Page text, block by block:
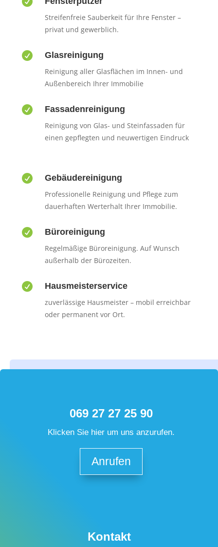
Streifenfreie Sauberkeit für Ihre Fenster –
privat und gewerblich.
 Glasreinigung
Reinigung aller Glasflächen im Innen- und
Außenbereich Ihrer Immobilie
 Fassadenreinigung
Reinigung von Glas- und Steinfassaden für
einen gepflegten und neuwertigen Eindruck
 Gebäudereinigung
Professionelle Reinigung und Pflege zum
dauerhaften Werterhalt Ihrer Immobilie.
 Büroreinigung
Regelmäßige Büroreinigung. Auf Wunsch
außerhalb der Bürozeiten.
 Hausmeisterservice
zuverlässige Hausmeister – mobil erreichbar
oder permanent vor Ort.
069 27 27 25 90
Klicken Sie hier um uns anzurufen.
Anrufen
Kontakt